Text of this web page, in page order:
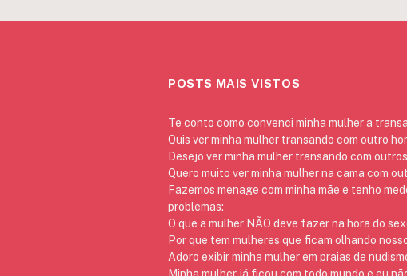
POSTS MAIS VISTOS
Te conto como convenci minha mulher a
Quis ver minha mulher transando com outro
Desejo ver minha mulher transando com
Quero muito ver minha mulher na cama com
Fazemos menage com minha mãe e tenho
problemas:
O que a mulher NÃO deve fazer na hora do
Por que tem mulheres que ficam olhando
Adoro exibir minha mulher em praias de
Minha mulher já ficou com todo mundo e eu